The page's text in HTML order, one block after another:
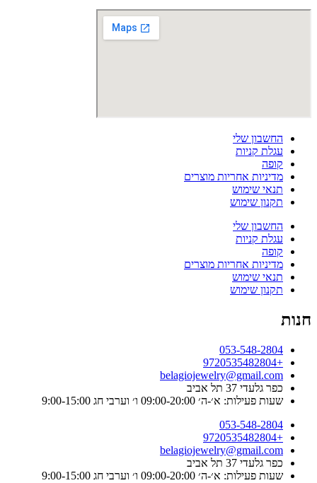
החשבון שלי
עגלת קניות
קופה
מדיניות אחריות מוצרים
תנאי שימוש
תקנון שימוש
החשבון שלי
עגלת קניות
קופה
מדיניות אחריות מוצרים
תנאי שימוש
תקנון שימוש
חנות
053-548-2804
+9720535482804
belagiojewelry@gmail.com
כפר גלעדי 37 תל אביב
שעות פעילות: א׳-ה׳ 09:00-20:00 ו׳ וערבי חג 9:00-15:00
053-548-2804
+9720535482804
belagiojewelry@gmail.com
כפר גלעדי 37 תל אביב
שעות פעילות: א׳-ה׳ 09:00-20:00 ו׳ וערבי חג 9:00-15:00